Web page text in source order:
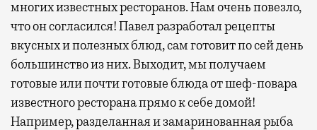
многих известных ресторанов. Нам очень повезло,
что он согласился! Павел разработал рецепты
вкусных и полезных блюд, сам готовит по сей день
большинство из них. Выходит, мы получаем
готовые или почти готовые блюда от шеф-повара
известного ресторана прямо к себе домой!
Например, разделанная и замаринованная рыба